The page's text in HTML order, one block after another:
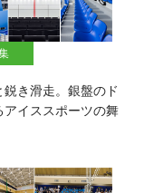
鋭き滑走。銀盤のド
アイススポーツの舞